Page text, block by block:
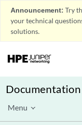
Announcement: Try
your technical
solutions.
Documentation
Menu